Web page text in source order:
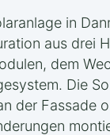
in
aus drei
dem
Die
der Fassade